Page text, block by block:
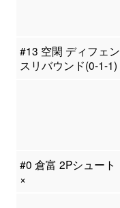
#13 空閑 ディフェン
スリバウンド(0-1-1)
#0 倉富 2Pシュート
×